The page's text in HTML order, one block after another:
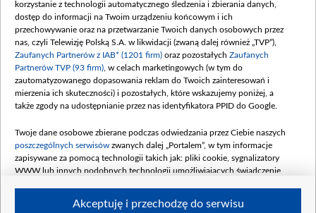
korzystanie z technologii automatycznego śledzenia i zbierania danych,
dostęp do informacji na Twoim urządzeniu końcowym i ich
przechowywanie oraz na przetwarzanie Twoich danych osobowych przez
nas, czyli Telewizję Polską S.A. w likwidacji (zwaną dalej również „TVP”),
Zaufanych Partnerów z IAB* (1201 firm) oraz pozostałych Zaufanych
Partnerów TVP (93 firm) , w celach marketingowych (w tym do
zautomatyzowanego dopasowania reklam do Twoich zainteresowań i
mierzenia ich skuteczności) i pozostałych, które wskazujemy poniżej, a
także zgody na udostępnianie przez nas identyfikatora PPID do Google.
Twoje dane osobowe zbierane podczas odwiedzania przez Ciebie naszych
poszczególnych serwisów zwanych dalej „Portalem”, w tym informacje
zapisywane za pomocą technologii takich jak: pliki cookie, sygnalizatory
WWW lub innych podobnych technologii umożliwiających świadczenie
Akceptuję i przechodzę do serwisu